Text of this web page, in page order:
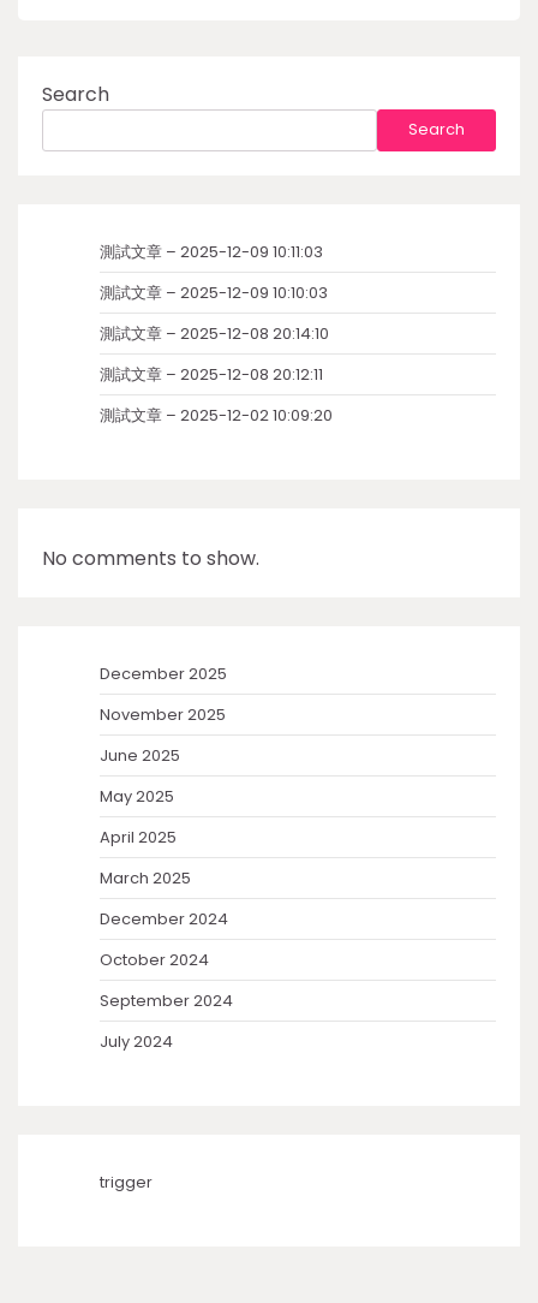
Search
Search
測試文章 – 2025-12-09 10:11:03
測試文章 – 2025-12-09 10:10:03
測試文章 – 2025-12-08 20:14:10
測試文章 – 2025-12-08 20:12:11
測試文章 – 2025-12-02 10:09:20
No comments to show.
December 2025
November 2025
June 2025
May 2025
April 2025
March 2025
December 2024
October 2024
September 2024
July 2024
trigger